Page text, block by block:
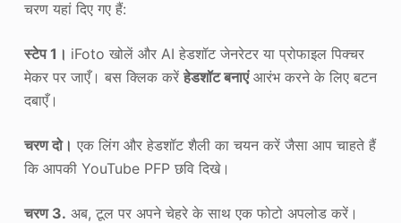
चरण यहां दिए गए हैं:
स्टेप 1। iFoto खोलें और AI हेडशॉट जेनरेटर या प्रोफाइल पिक्चर
मेकर पर जाएँ। बस क्लिक करेंहेडशॉट बनाएंआरंभ करने के लिए बटन
दबाएँ।
चरण दो। एक लिंग और हेडशॉट शैली का चयन करें जैसा आप चाहते हैं
कि आपकी YouTube PFP छवि दिखे।
चरण 3. अब, टूल पर अपने चेहरे के साथ एक फोटो अपलोड करें।